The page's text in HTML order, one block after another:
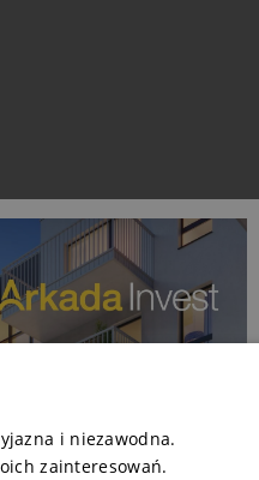
i niezawodna.
zainteresowań.